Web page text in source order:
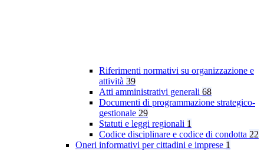
Riferimenti normativi su organizzazione e
attività 39
Atti amministrativi generali 68
Documenti di programmazione strategico-
gestionale 29
Statuti e leggi regionali 1
Codice disciplinare e codice di condotta 22
Oneri informativi per cittadini e imprese 1